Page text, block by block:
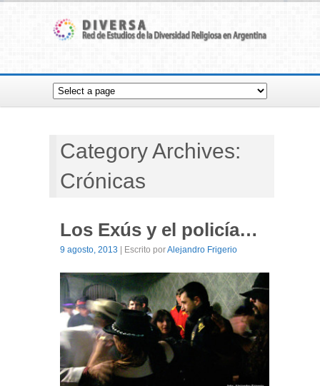
Category Archives:
Crónicas
Los Exús y el policía…
9 agosto, 2013 | Escrito porAlejandro Frigerio